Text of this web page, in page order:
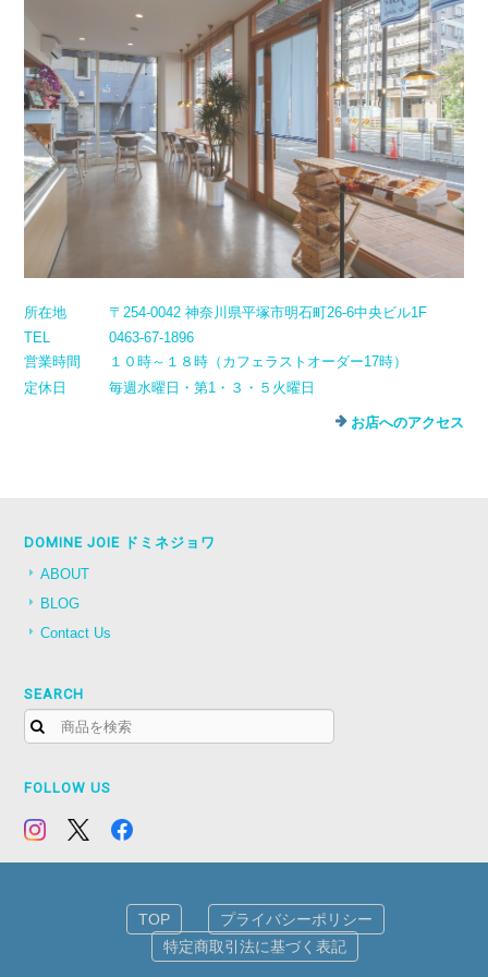
所在地
〒254-0042 神奈川県平塚市明石町26-6中央ビル1F
TEL
0463-67-1896
営業時間
１０時～１８時（カフェラストオーダー17時）
定休日
毎週水曜日・第1・３・５火曜日
お店へのアクセス
DOMINE JOIE ドミネジョワ
ABOUT
BLOG
Contact Us
SEARCH
FOLLOW US
TOP
プライバシーポリシー
特定商取引法に基づく表記